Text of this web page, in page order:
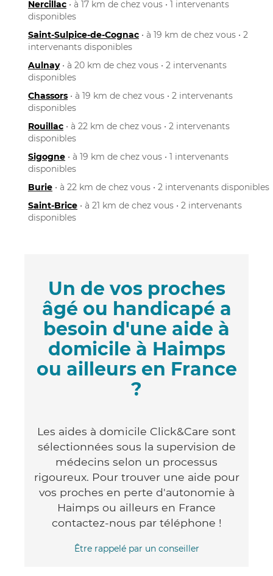
Nercillac • à 17 km de chez vous • 1 intervenants
disponibles
Saint-Sulpice-de-Cognac • à 19 km de chez vous • 2
intervenants disponibles
Aulnay• à 20 km de chez vous • 2 intervenants
disponibles
Chassors • à 19 km de chez vous • 2 intervenants
disponibles
Rouillac • à 22 km de chez vous • 2 intervenants
disponibles
Sigogne • à 19 km de chez vous • 1 intervenants
disponibles
Burie • à 22 km de chez vous • 2 intervenants disponibles
Saint-Brice • à 21 km de chez vous • 2 intervenants
disponibles
Un de vos proches
âgé ou handicapé a
besoin d'une aide à
domicile à Haimps
ou ailleurs en France
?
Les aides à domicile Click&Care sont
sélectionnées sous la supervision de
médecins selon un processus
rigoureux. Pour trouver une aide pour
vos proches en perte d'autonomie à
Haimps ou ailleurs en France
contactez-nous par téléphone !
Être rappelé par un conseiller